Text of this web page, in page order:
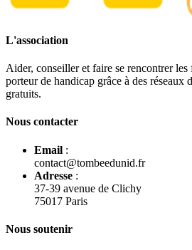
L'association
Aider, conseiller et faire se rencontrer
porteur de handicap grâce à des réseaux
gratuits.
Nous contacter
Email :
contact@tombeedunid.fr
Adresse :
37-39 avenue de Clichy
75017 Paris
Nous soutenir